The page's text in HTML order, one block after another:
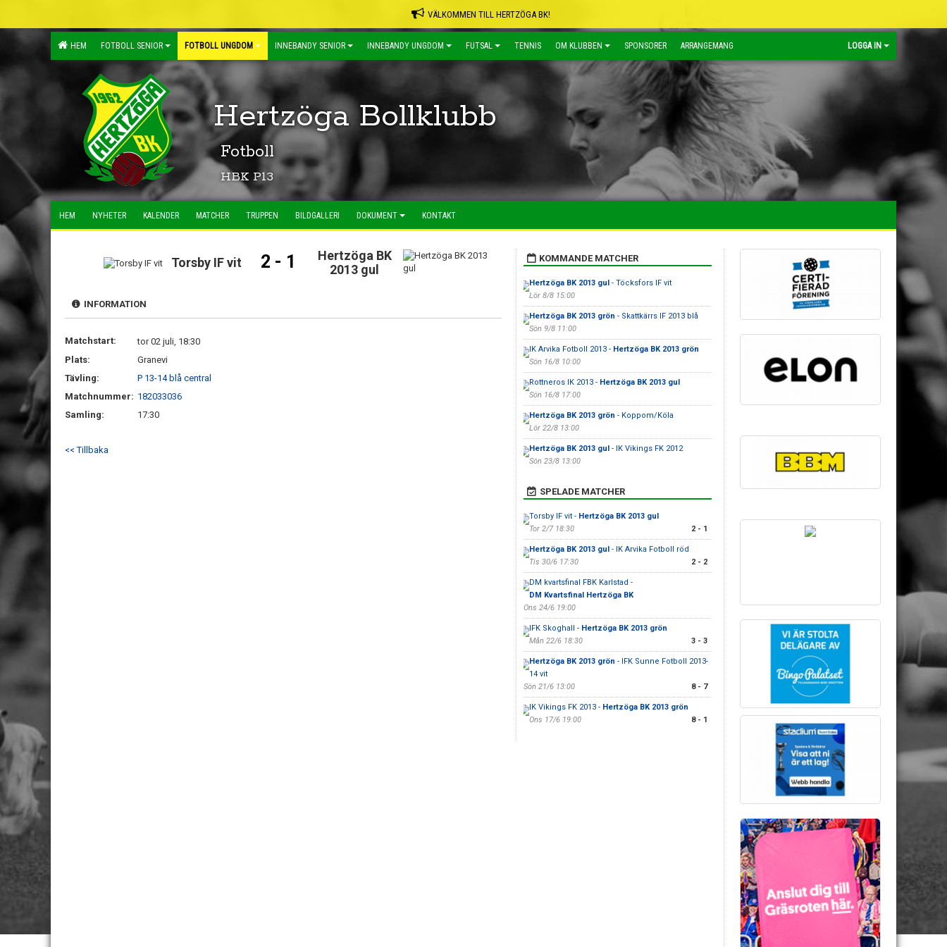
VÄLKOMMEN TILL HERTZÖGA BK!
HEM FOTBOLL SENIOR FOTBOLL UNGDOM INNEBANDY SENIOR INNEBANDY UNGDOM FUTSAL TENNIS OM KLUBBEN SPONSORER ARRANGEMANG LOGGA IN
Hertzöga Bollklubb
Fotboll
HBK P13
HEM NYHETER KALENDER MATCHER TRUPPEN BILDGALLERI DOKUMENT KONTAKT
Torsby IF vit 2 - 1
Hertzöga BK
2013 gul
INFORMATION
Matchstart:
tor 02 juli, 18:30
Plats:
Granevi
Tävling:
P 13-14 blå central
Matchnummer: 182033036
Samling:
17:30
<< Tillbaka
KOMMANDE MATCHER
Hertzöga BK 2013 gul- Töcksfors IF vit
Lör 8/8 15:00
Hertzöga BK 2013 grön - Skattkärrs IF 2013 blå
Sön 9/8 11:00
IK Arvika Fotboll 2013 - Hertzöga BK 2013 grön
Sön 16/8 10:00
Rottneros IK 2013 - Hertzöga BK 2013 gul
Sön 16/8 17:00
Hertzöga BK 2013 grön - Koppom/Köla
Lör 22/8 13:00
Hertzöga BK 2013 gul- IK Vikings FK 2012
Sön 23/8 13:00
SPELADE MATCHER
Torsby IF vit - Hertzöga BK 2013 gul
Tor 2/7 18:30
2 - 1
Hertzöga BK 2013 gul- IK Arvika Fotboll röd
Tis 30/6 17:30
2 - 2
DM kvartsfinal FBK Karlstad -
DM Kvartsfinal Hertzöga BK
Ons 24/6 19:00
IFK Skoghall - Hertzöga BK 2013 grön
Mån 22/6 18:30
3 - 3
Hertzöga BK 2013 grön - IFK Sunne Fotboll 2013-
14 vit
Sön 21/6 13:00
8 - 7
IK Vikings FK 2013 - Hertzöga BK 2013 grön
Ons 17/6 19:00
8 - 1